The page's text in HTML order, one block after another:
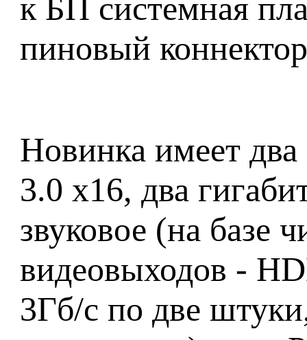
к БП системная
пиновый
Новинка имеет
3.0 x16, два
звуковое (на базе
видеовыходов -
3Гб/с по две